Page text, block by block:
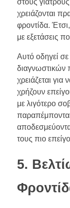
χρειάζονται
φροντίδα.
με εξετάσεις
Αυτό οδηγεί
διαγνωστικών
χρειάζεται για
χρήζουν
με λιγότερο
παραπέμπονται
τους πιο
5.